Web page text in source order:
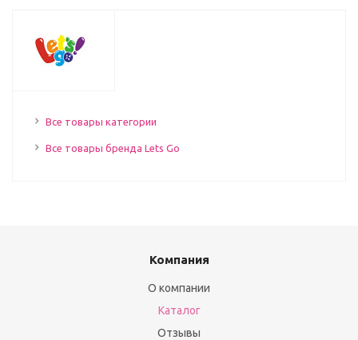
Все товары категории
Все товары бренда Lets Go
Компания
О компании
Каталог
Отзывы